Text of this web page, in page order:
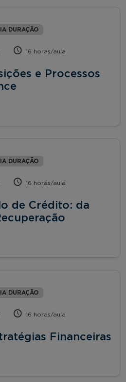
DURAÇÃO
16 horas/aula
e Processos
DURAÇÃO
16 horas/aula
de Crédito: da
DURAÇÃO
16 horas/aula
Financeiras